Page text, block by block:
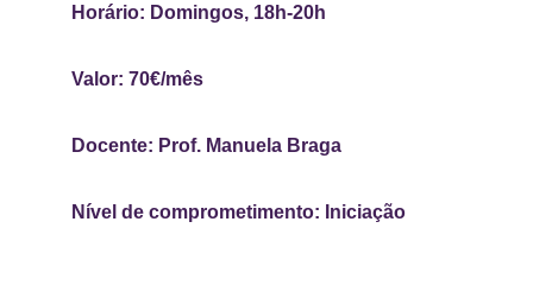
Horário: Domingos, 18h-20h
Valor: 70€/mês
Docente: Prof. Manuela Braga
Nível de comprometimento: Iniciação